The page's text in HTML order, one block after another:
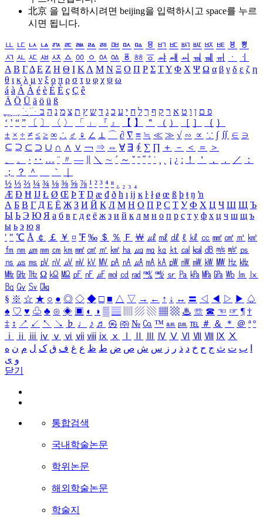
北京 을 입력하시려면 beijing을 입력하시고 space를 누르
시면 됩니다.
ㅥ ㅦ ㅧ ㅨ ㅩ ㅪ ㅫ ㅬ ㅭ ㅮ ㅯ ㅰ ㅱ ㅲ ㅳ ㅴ ㅵ ㅶ ㅷ ㅸ
ㅹ
ㅺ ㅻ ㅼ ㅽ ㅾ ㅿ ㆀ ㆁ ㆂ ㆃ ㆄ ㆅ ㆆ ㆇ ㆈ ㆉ ㆊ ㆋ ㆌ ㆍ
ㆎ
Α Β ΓΔ Ε Ζ Η Θ Ι ΚΛ Μ Ν Ξ Ο Π Ρ Σ ΤΥ Φ Χ Ψ Ω α β γ δ ε ζ η
θ ι κ λ μ ν ξ ο π ρ σ τ υ φ χ ψ ω
á à Á À é è É È ç Ç ê
Ä Ö Ü ä ö ü ß
ִֶֹ ֻּ ׁׂ פ ם ן ו ט א ר ק ף ך ל ח י ע כ ג ד ש ץ ת צ מ נ ה ב
‘ ’ “ ” 〔 〕 〈 〉 「 」 『 』 【 】 ＂ （ ） ［ ］ ｛ ｝
± × ÷ ≠ ≤ ≥ ∞ ∴ ♂ ♀ ∠ ⊥ ⌒ ∂ ∇ ≡ ≒ ≪ ≫ √ ∽ ∝ ∵ ∫ ∬ ∈ ∋
⊆ ⊇ ⊂ ⊃ ∪ ∩ ∧ ∨ ￢ ⇒ ⇔ ∀ ∃ ∮ ∑ ∏ ＋ － ＜ ＝
＞
、
。 · ‥ … ¨ 〃 ― ＼ ∼ ´ ～ ˇ ˘ ˝ ˚ ˙ ¸ ¡ ¿ ː ！ ＇ ， ． ／
：
；
？ ＾ ｀
½ ⅓ ⅔ ¼ ¾ ⅛ ⅜ ⅝ ⅞ ¹ ² ³ ⁴ ⁿ ₁ ₂ ₃ ₄
Æ Ð Ħ Ĳ Ł Ø Œ Þ Ŧ Ŋ æ đ ð ħ ı ĳ ĸ ŀ ł ø œ ß þ ŧ ŋ ŉ
А Б В Г Д Е Ё Ж З И Й К Л М Н О П Р С Т У Ф Х Ц Ч Ш Щ Ъ
Ы Ь Э Ю Я а б в г д е ё ж з и й к л м н о п р с т у ф х ц ч ш щ ъ
ы ь э ю я
′ ″ ℃ Å ￠ ￡ ￥ ¤ ℉ ‰ ＄ ％ Ｆ ￦ ㎕ ㎖ ㎗ ℓ ㎘ ㏄ ㎣ ㎤ ㎥ ㎦
㎙ ㎚ ㎛ ㎜ ㎝ ㎞ ㎟ ㎠ ㎡ ㎢ ㏊ ㎍ ㎎ ㎏ ㏏ ㎈ ㎉ ㏈ ㎧ ㎨ ㎰
㎱ ㎲ ㎳ ㎴ ㎵ ㎶ ㎷ ㎸ ㎹ ㎀ ㎁ ㎂ ㎃ ㎄ ㎺ ㎻ ㎽ ㎾ ㎿ ㎐ ㎑
㎒ ㎓ ㎔ Ω ㏀ ㏁ ㎊ ㎋ ㎌ ㏖ ㏅ ㎭ ㎮ ㎯ ㏛ ㎩ ㎪ ㎫ ㎬ ㏝ ㏐
㏓
㏃ ㏉ ㏜ ㏆
§ ※ ☆ ★ ○ ● ◎ ◇ ◆ □ ■ △ ▽ → ← ↑ ↓ ↔ 〓 ◁ ◀ ▷ ▶ ♤
♠ ♡ ♥ ♧ ♣ ⊙ ◈ ▣ ◐ ◑ ▒ ▤ ▨ ▧ ▦ ▩ ♨ ☏ ☎ ☜ ☞ ¶ †
‡ ↕ ↗ ↙ ↖ ↘ ♭ ♩ ♪ ♬ ㉿ ㈜ № ㏇ ™ ㏂ ㏘ ℡ ＃ ＆ ＊ ＠ ª º
ⅰ
ⅱ ⅲ ⅳ ⅴ ⅵ ⅶ ⅷ ⅸ ⅹ Ⅳ Ⅴ Ⅵ Ⅶ Ⅷ Ⅸ Ⅹ
ب ت ث ج ح خ د ذ ر ز س ش ص ض ط ظ ع غ ف ق ک ل م ن ه
و ی
닫기
통합검색
국내학술논문
학위논문
해외학술논문
학술지